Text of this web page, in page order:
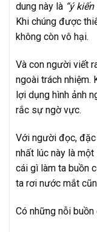
dung này là “ý
Khi chúng được
không còn vô hại.
Và con người viết
ngoài trách nhiệm.
lợi dụng hình ảnh
rắc sự ngờ vực.
Với người đọc,
nhất lúc này là
cái gì làm ta buồn
ta rơi nước mắt
Có những nỗi